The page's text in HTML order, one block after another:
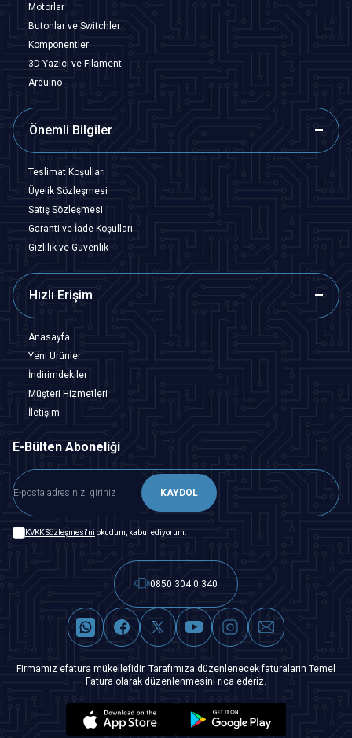
Motorlar
Butonlar ve Switchler
Komponentler
3D Yazıcı ve Filament
Arduino
Önemli Bilgiler
Teslimat Koşulları
Üyelik Sözleşmesi
Satış Sözleşmesi
Garanti ve İade Koşulları
Gizlilik ve Güvenlik
Hızlı Erişim
Anasayfa
Yeni Ürünler
İndirimdekiler
Müşteri Hizmetleri
İletişim
E-Bülten Aboneliği
KAYDOL
KVKK Sözleşmesi'ni okudum, kabul ediyorum.
0850 304 0 340
Firmamız efatura mükellefidir. Tarafımıza düzenlenecek faturaların Temel
Fatura olarak düzenlenmesini rica ederiz.